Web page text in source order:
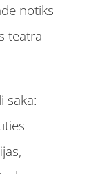
notiks
teātra
saka: